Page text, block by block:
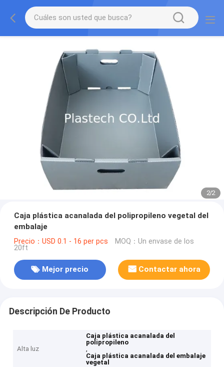
2/2
Caja plástica acanalada del polipropileno vegetal del
embalaje
Precio：USD 0.1 - 16 per pcs MOQ：Un envase de los
20ft
Mejor precio Contactar ahora
Descripción De Producto
Alta luz
Caja plástica acanalada del
polipropileno
,
Caja plástica acanalada del embalaje
vegetal